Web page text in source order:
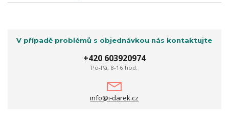
V případě problémů s objednávkou nás kontaktujte
+420 603920974
Po-Pá, 8-16 hod.
info@i-darek.cz